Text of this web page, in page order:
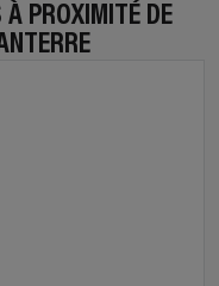
À PROXIMITÉ DE